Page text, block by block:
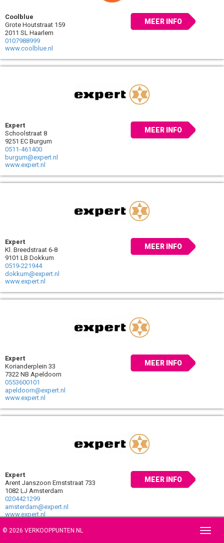
Coolblue
Grote Houtstraat 159
2011 SL Haarlem
0107988999
www.coolblue.nl
MEER INFO
Expert
Schoolstraat 8
9251 EC Burgum
0511-461400
burgum@expert.nl
www.expert.nl
MEER INFO
Expert
Kl. Breedstraat 6-8
9101 LB Dokkum
0519-221944
dokkum@expert.nl
www.expert.nl
MEER INFO
Expert
Korianderplein 33
7322 NB Apeldoorn
0553600101
apeldoorn@expert.nl
www.expert.nl
MEER INFO
Expert
Arent Janszoon Ernststraat 733
1082 LJ Amsterdam
0204421299
amsterdam@expert.nl
www.expert.nl
MEER INFO
© 2026 VERKOOPPUNTEN.NL